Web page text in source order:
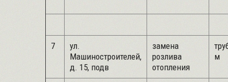
7
ул.
Машиностроителей,
д. 15, подв
замена
розлива
отопления
м